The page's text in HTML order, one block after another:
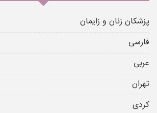
پزشکان زنان و زایمان
فارسی
عربی
تهران
کردی